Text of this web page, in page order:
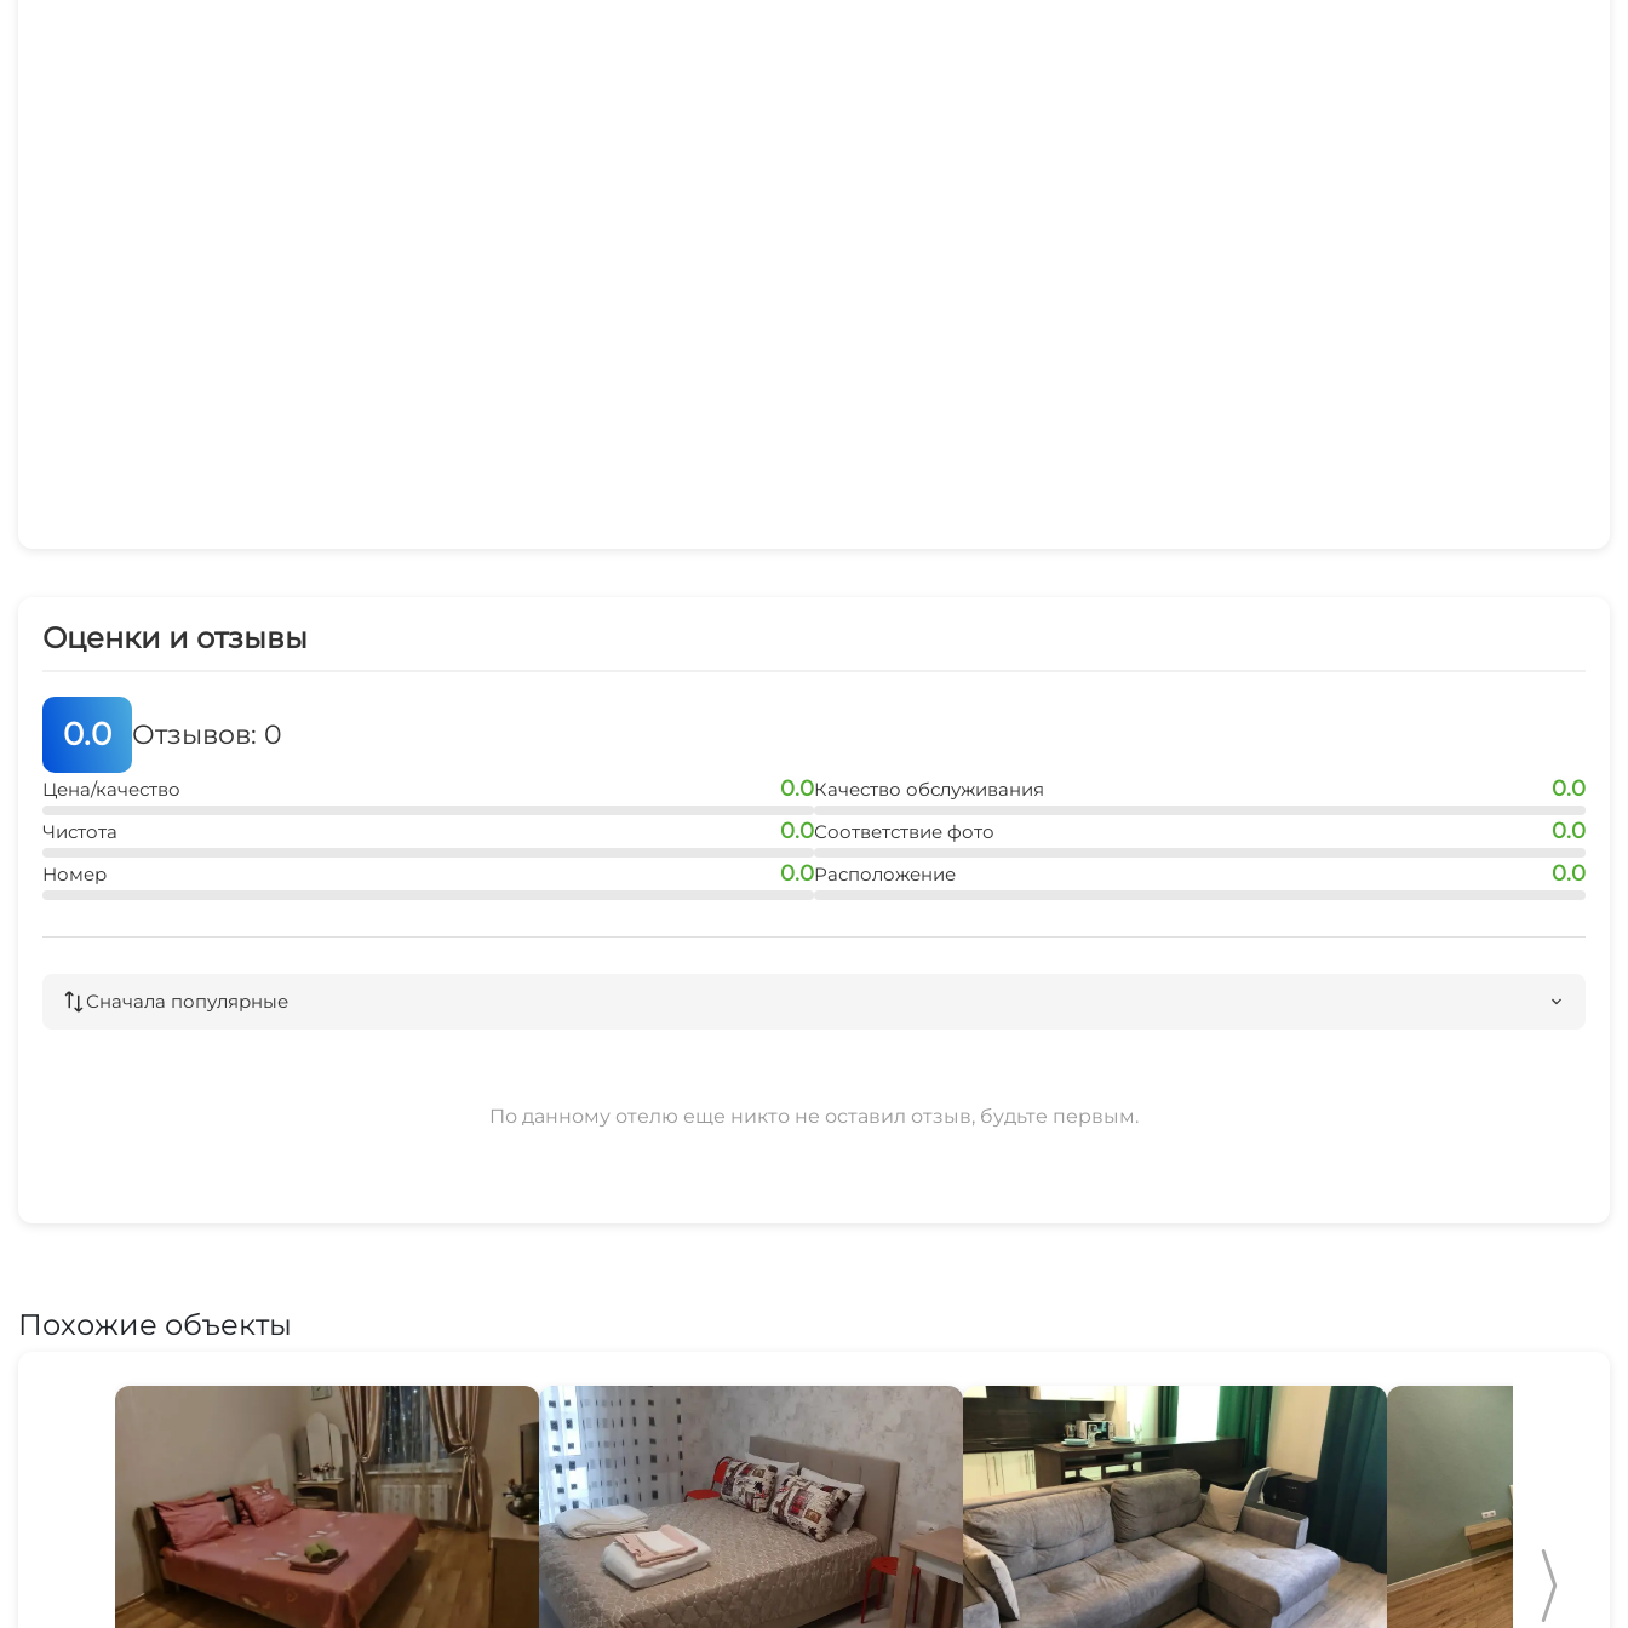
Оценки и отзывы
0.0 Отзывов: 0
Цена/качество 0.0
Чистота 0.0
Номер 0.0
Качество обслуживания 0.0
Соответствие фото 0.0
Расположение 0.0
Сначала популярные
По данному отелю еще никто не оставил отзыв, будьте первым.
Похожие объекты